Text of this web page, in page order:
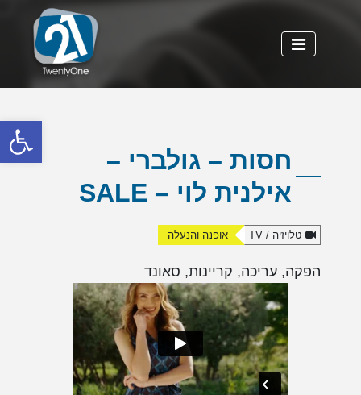
חסות – גולברי –
אילנית לוי – SALE
טלויזיה / TV אופנה והנעלה
הפקה, עריכה, קריינות, סאונד